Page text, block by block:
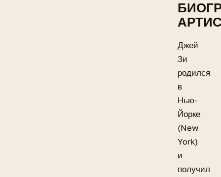
Джей
Зи
родился
в
Нью-
Йорке
(New
York)
и
получил